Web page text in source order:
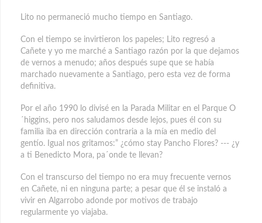
Lito no permaneció mucho tiempo en Santiago.
Con el tiempo se invirtieron los papeles; Lito regresó a
Cañete y yo me marché a Santiago razón por la que dejamos
de vernos a menudo; años después supe que se había
marchado nuevamente a Santiago, pero esta vez de forma
definitiva.
Por el año 1990 lo divisé en la Parada Militar en el Parque O
´higgins, pero nos saludamos desde lejos, pues él con su
familia iba en dirección contraria a la mía en medio del
gentío. Igual nos gritamos:” ¿cómo stay Pancho Flores? --- ¿y
a ti Benedicto Mora, pa´onde te llevan?
Con el transcurso del tiempo no era muy frecuente vernos
en Cañete, ni en ninguna parte; a pesar que él se instaló a
vivir en Algarrobo adonde por motivos de trabajo
regularmente yo viajaba.